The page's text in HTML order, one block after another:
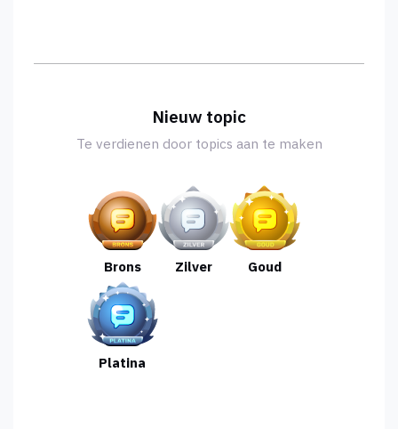
Nieuw topic
Te verdienen door topics aan te maken
Brons Zilver Goud
Platina